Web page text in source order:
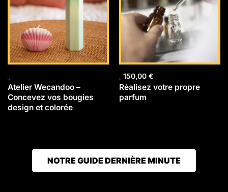
Atelier Wecandoo –
Concevez vos bougies
design et colorée
150,00 €
Réalisez votre propre
parfum
NOTRE GUIDE DERNIÈRE MINUTE